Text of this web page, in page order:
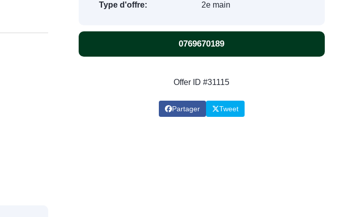
Type d'offre:
2e main
0769670189
Offer ID #31115
Partager Tweet